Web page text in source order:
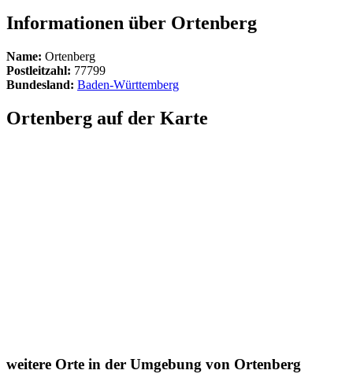
Informationen über Ortenberg
Name: Ortenberg
Postleitzahl: 77799
Bundesland: Baden-Württemberg
Ortenberg auf der Karte
weitere Orte in der Umgebung von Ortenberg